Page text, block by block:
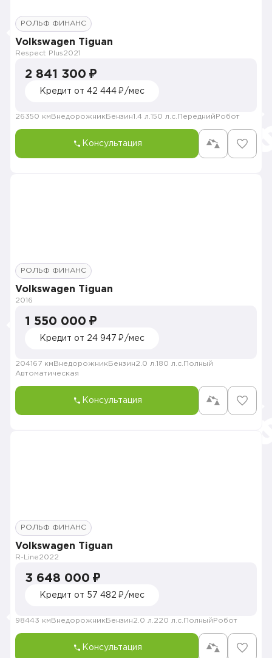
РОЛЬФ ФИНАНС
Volkswagen Tiguan
Respect Plus2021
2 841 300 ₽
Кредит от 42 444 ₽/мес
26350 км Внедорожник Бензин1.4 л. 150 л.с. Передний Робот
Консультация
РОЛЬФ ФИНАНС
Volkswagen Tiguan
2016
1 550 000 ₽
Кредит от 24 947 ₽/мес
204167 км Внедорожник Бензин2.0 л. 180 л.с. Полный
Автоматическая
Консультация
РОЛЬФ ФИНАНС
Volkswagen Tiguan
R-Line2022
3 648 000 ₽
Кредит от 57 482 ₽/мес
98443 км Внедорожник Бензин2.0 л. 220 л.с. Полный Робот
Консультация